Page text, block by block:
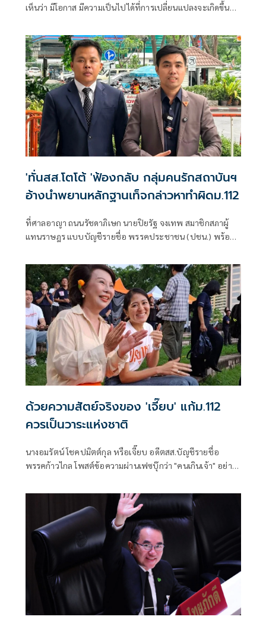
เห็นว่า มีโอกาส มีความเป็นไปได้ที่การเปลี่ยนแปลงจะเกิดขึ้น
'ทั่นสส.โตโต้ 'ฟ้องกลับ กลุ่มคนรักสถาบันฯ
อ้างนำพยานหลักฐานเท็จกล่าวหาทำผิดม.112
ที่ศาลอาญา ถนนรัชดาภิเษก นายปิยรัฐ จงเทพ สมาชิกสภาผู้
แทนราษฎร แบบบัญชีรายชื่อ พรรคประชาชน (ปชน.) พร้อม
ด้วยความสัตย์จริงของ 'เจี๊ยบ' แก้ม.112
ควรเป็นวาระแห่งชาติ
นางอมรัตน์ โชคปมิตต์กุล หรือเจี๊ยบ อดีตสส.บัญชีรายชื่อ
พรรคก้าวไกล โพสต์ข้อความผ่านเฟซบุ๊กว่า "คนเกินเจ้า" อย่าง